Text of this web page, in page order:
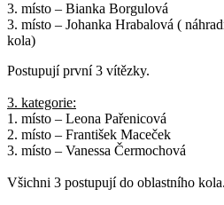
3. místo – Bianka Borgulová
3. místo – Johanka Hrabalová (
kola)
Postupují první 3 vítězky.
3. kategorie:
1. místo – Leona Pařenicová
2. místo – František Maceček
3. místo – Vanessa Čermochová
Všichni 3 postupují do oblastního kola.